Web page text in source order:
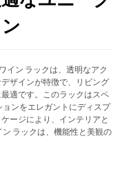
イン ラックは、透明なアク
ザインが特徴で、リビング
適です。このラックはスペ
ンをエレガントにディスプ
ージにより、インテリアと
ラックは、機能性と美観の